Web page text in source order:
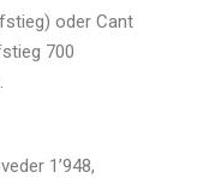
oder Cant
700
1’948,